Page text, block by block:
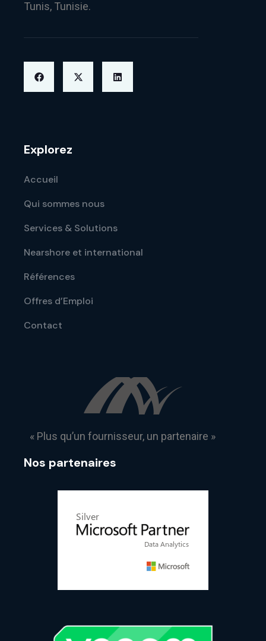
Tunis, Tunisie.
Explorez
Accueil
Qui sommes nous
Services & Solutions
Nearshore et international
Références
Offres d’Emploi
Contact
« Plus qu’un fournisseur, un partenaire »
Nos partenaires